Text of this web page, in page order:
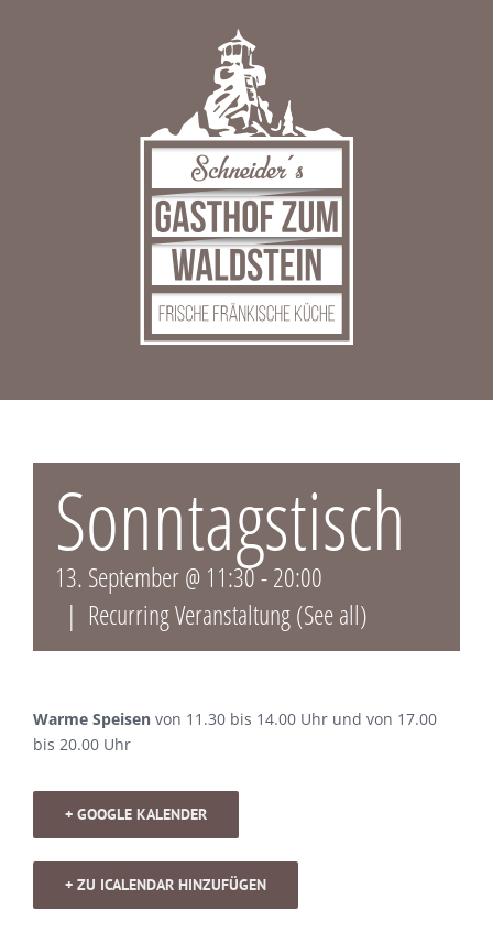
Sonntagstisch
13. September @ 11:30-20:00
| Recurring Veranstaltung(See all)
Warme Speisen von 11.30 bis 14.00 Uhr und von 17.00
bis 20.00 Uhr
+ GOOGLE KALENDER
+ ZU ICALENDAR HINZUFÜGEN